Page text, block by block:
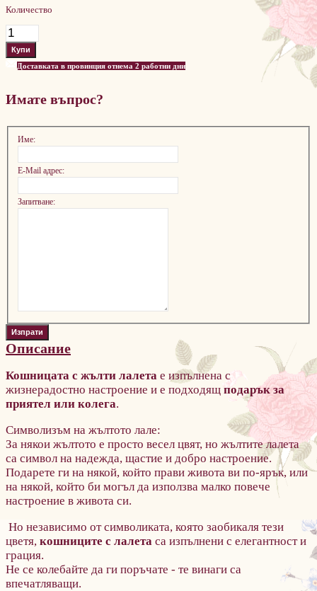
Количество
Доставката в провинция отнема 2 работни дни
Имате въпрос?
Име:
E-Mail адрес:
Запитване:
Описание
Кошницата с жълти лалета е изпълнена с
жизнерадостно настроение и е подходящ подарък за
приятел или колега.
Символизъм на жълтото лале:
За някои жълтото е просто весел цвят, но жълтите лалета
са символ на надежда, щастие и добро настроение.
Подарете ги на някой, който прави живота ви по-ярък, или
на някой, който би могъл да използва малко повече
настроение в живота си.
Но независимо от символиката, която заобикаля тези
цветя, кошниците с лалета са изпълнени с елегантност и
грация.
Не се колебайте да ги поръчате - те винаги са
впечатляващи.